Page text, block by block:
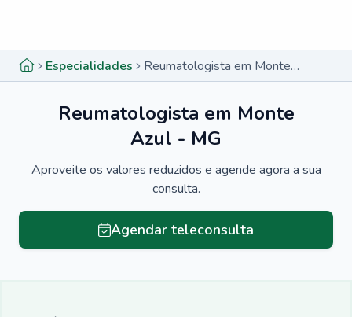
Especialidades Reumatologista em Monte Azul - MG
Reumatologista em Monte
Azul - MG
Aproveite os valores reduzidos e agende agora a sua
consulta.
Agendar teleconsulta